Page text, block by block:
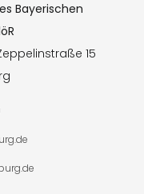
Bayerischen
15